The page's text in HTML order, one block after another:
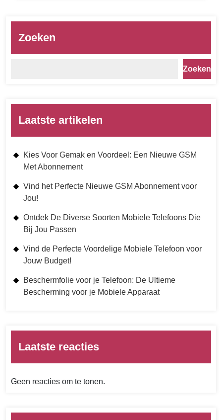
Zoeken
Zoeken
Laatste artikelen
Kies Voor Gemak en Voordeel: Een Nieuwe GSM
Met Abonnement
Vind het Perfecte Nieuwe GSM Abonnement voor
Jou!
Ontdek De Diverse Soorten Mobiele Telefoons Die
Bij Jou Passen
Vind de Perfecte Voordelige Mobiele Telefoon voor
Jouw Budget!
Beschermfolie voor je Telefoon: De Ultieme
Bescherming voor je Mobiele Apparaat
Laatste reacties
Geen reacties om te tonen.